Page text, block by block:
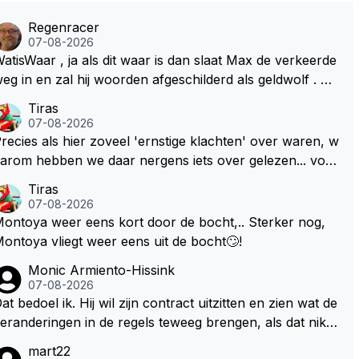
Regenracer
07-08-2026
, ja als dit waar is dan slaat Max de verkeerde
in en zal hij woorden afgeschilderd als geldwolf . Hij
worden gesteld .
Tiras
07-08-2026
als hier zoveel 'ernstige klachten' over waren, w
hebben we daar nergens iets over gelezen... voor
Tiras
07-08-2026
weer eens kort door de bocht,.. Sterker nog,
vliegt weer eens uit de bocht🙄!
Monic Armiento-Hissink
07-08-2026
bedoel ik. Hij wil zijn contract uitzitten en zien wat de
in de regels teweeg brengen, als dat niks
mart22